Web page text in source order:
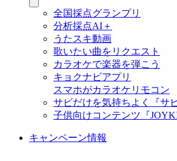
全国採点グランプリ
分析採点AI＋
うたスキ動画
歌いたい曲をリクエスト
カラオケで楽器を弾こう
キョクナビアプリ
スマホがカラオケリモコン
サビだけを気持ちよく『サ
子供向けコンテンツ『
キャンペーン情報